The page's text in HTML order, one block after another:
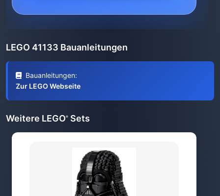
LEGO 41133 Bauanleitungen
Bauanleitungen:
Zur LEGO Webseite
Weitere LEGO® Sets